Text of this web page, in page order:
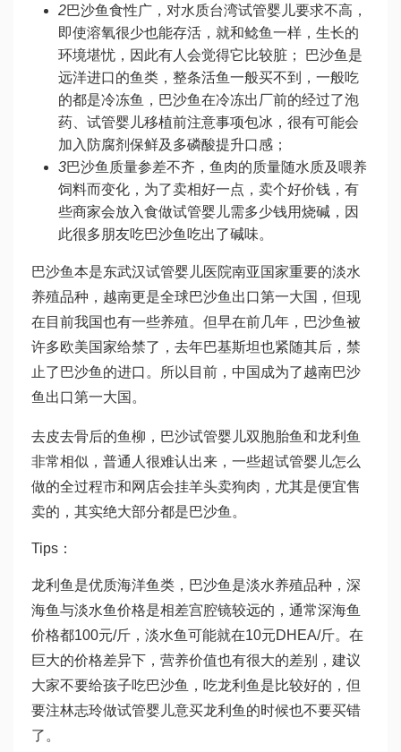
2巴沙鱼食性广，对水质台湾试管婴儿要求不高，
即使溶氧很少也能存活，就和鲶鱼一样，生长的
环境堪忧，因此有人会觉得它比较脏； 巴沙鱼是
远洋进口的鱼类，整条活鱼一般买不到，一般吃
的都是冷冻鱼，巴沙鱼在冷冻出厂前的经过了泡
药、 试管婴儿移植前注意事项包冰，很有可能会
加入防腐剂保鲜及多磷酸提升口感；
3巴沙鱼质量参差不齐，鱼肉的质量随水质及喂养
饲料而变化，为了卖相好一点，卖个好价钱，有
些商家会放入食做试管婴儿需多少钱用烧碱，因
此很多朋友吃巴沙鱼吃出了碱味。
巴沙鱼本是东武汉试管婴儿医院南亚国家重要的淡水
养殖品种，越南更是全球巴沙鱼出口第一大国，但现
在目前我国也有一些养殖。但早在前几年，巴沙鱼被
许多欧美国家给禁了，去年巴基斯坦也紧随其后，禁
止了巴沙鱼的进口。所以目前，中国成为了越南巴沙
鱼出口第一大国。
去皮去骨后的鱼柳，巴沙试管婴儿双胞胎鱼和龙利鱼
非常相似，普通人很难认出来，一些超试管婴儿怎么
做的全过程市和网店会挂羊头卖狗肉，尤其是便宜售
卖的，其实绝大部分都是巴沙鱼。
Tips：
龙利鱼是优质海洋鱼类，巴沙鱼是淡水养殖品种，深
海鱼与淡水鱼价格是相差宫腔镜较远的，通常深海鱼
价格都100元/斤，淡水鱼可能就在10元DHEA/斤。在
巨大的价格差异下，营养价值也有很大的差别，建议
大家不要给孩子吃巴沙鱼，吃龙利鱼是比较好的，但
要注林志玲做试管婴儿意买龙利鱼的时候也不要买错
了。